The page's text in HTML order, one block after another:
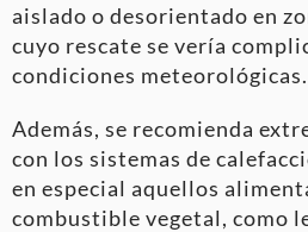
aislado o desorientado en
cuyo rescate se vería
condiciones meteorológicas.
Además, se recomienda
con los sistemas de
en especial aquellos
combustible vegetal, como